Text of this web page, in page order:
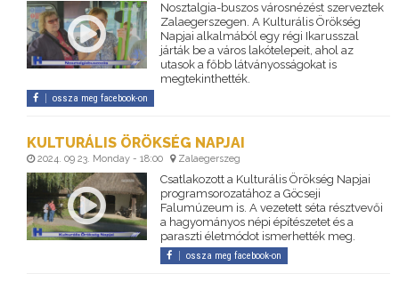
Nosztalgia-buszos városnézést szerveztek
Zalaegerszegen. A Kulturális Örökség
Napjai alkalmából egy régi Ikarusszal
járták be a város lakótelepeit, ahol az
utasok a főbb látványosságokat is
megtekinthették.
ossza meg facebook-on
KULTURÁLIS ÖRÖKSÉG NAPJAI
2024. 09 23. Monday - 18:00 Zalaegerszeg
Csatlakozott a Kulturális Örökség Napjai
programsorozatához a Göcseji
Falumúzeum is. A vezetett séta résztvevői
a hagyományos népi építészetet és a
paraszti életmódot ismerhették meg.
ossza meg facebook-on